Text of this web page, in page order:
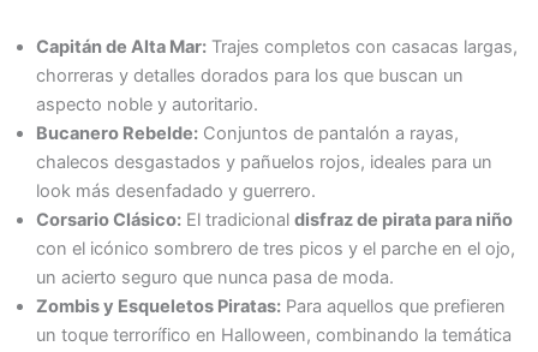
Capitán de Alta Mar: Trajes completos con casacas largas,
chorreras y detalles dorados para los que buscan un
aspecto noble y autoritario.
Bucanero Rebelde: Conjuntos de pantalón a rayas,
chalecos desgastados y pañuelos rojos, ideales para un
look más desenfadado y guerrero.
Corsario Clásico: El tradicional disfraz de pirata para niño
con el icónico sombrero de tres picos y el parche en el ojo,
un acierto seguro que nunca pasa de moda.
Zombis y Esqueletos Piratas: Para aquellos que prefieren
un toque terrorífico en Halloween, combinando la temática